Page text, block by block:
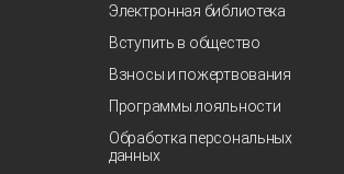
Электронная библиотека
Вступить в общество
Взносы и пожертвования
Программы лояльности
Обработка персональных
данных